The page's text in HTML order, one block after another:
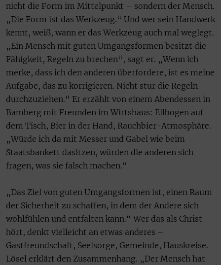
nicht die Form im Mittelpunkt – sondern der Mensch.
„Die Form ist das Werkzeug.“ Und wer sein Handwerk
kennt, weiß, wann er das Werkzeug auch mal weglegt.
„Ein Mensch mit guten Umgangsformen besitzt die
Fähigkeit, Regeln zu brechen“, sagt er. „Wenn ich
merke, dass ich den anderen überfordere, ist es meine
Aufgabe, das zu korrigieren. Nicht stur die Regeln
durchzuziehen.“ Er erzählt von einem Abendessen in
Bamberg mit Freunden im Wirtshaus: Ellbogen auf
dem Tisch, Bier in der Hand, Rauchbier-Atmosphäre.
„Würde ich da mit Messer und Gabel wie beim
Staatsbankett dasitzen, würden die anderen sich
fragen, was sie falsch machen.“
„Das Ziel von guten Umgangsformen ist, einen Raum
der Sicherheit zu schaffen, in dem der Andere sich
wohlfühlen und entfalten kann.“ Wer das als Christ
hört, denkt vielleicht an etwas anderes –
Gastfreundschaft, Seelsorge, Gemeinde, Hauskreise.
Lösel erklärt den Zusammenhang. „Der Mensch hat